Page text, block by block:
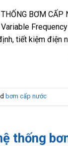
BƠM
tiết kiệm điện
bơm cấp nước
thống